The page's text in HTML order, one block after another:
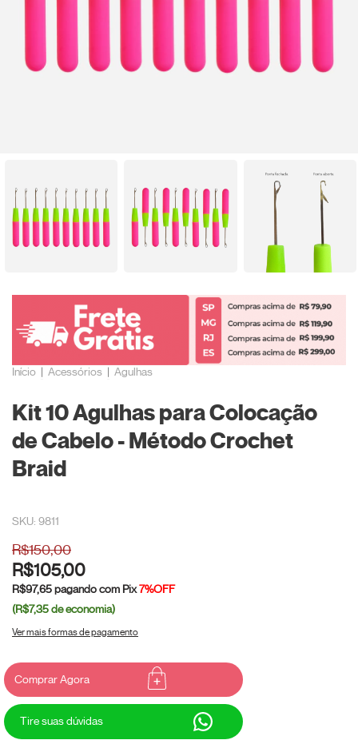
Início | Acessórios | Agulhas
Kit 10 Agulhas para Colocação
de Cabelo - Método Crochet
Braid
SKU: 9811
R$150,00
R$105,00
R$97,65pagando com Pix7%OFF
(R$7,35de economia)
Ver mais formas de pagamento
Tire suas dúvidas